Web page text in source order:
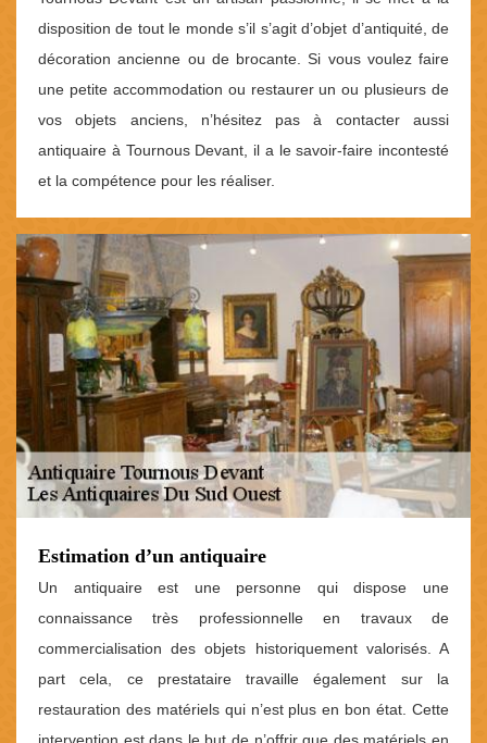
disposition de tout le monde s’il s’agit d’objet d’antiquité, de
décoration ancienne ou de brocante. Si vous voulez faire
une petite accommodation ou restaurer un ou plusieurs de
vos objets anciens, n’hésitez pas à contacter aussi
antiquaire à Tournous Devant, il a le savoir-faire incontesté
et la compétence pour les réaliser.
Estimation d’un antiquaire
Un antiquaire est une personne qui dispose une
connaissance très professionnelle en travaux de
commercialisation des objets historiquement valorisés. A
part cela, ce prestataire travaille également sur la
restauration des matériels qui n’est plus en bon état. Cette